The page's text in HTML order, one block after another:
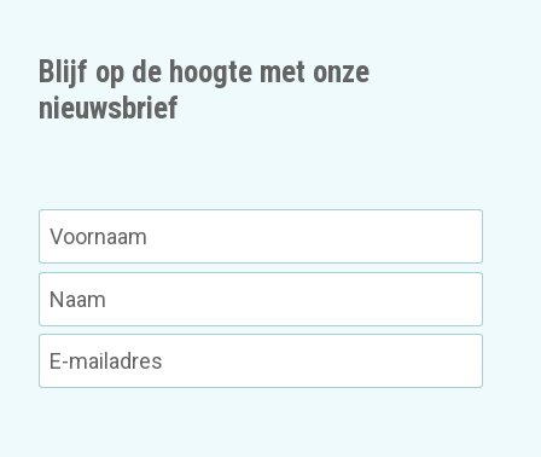
Blijf op de hoogte met onze
nieuwsbrief